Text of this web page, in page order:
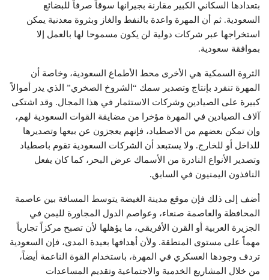
بتعدادها السكاني الكبير مقارنة بجيرانها سوقاً صرفاً للبضائع
السعودية. ثم أن المهرة واعدة بالنفط والغاز وبثروة معدنية يمكن
استخراجها عبر شركات دولية لن يكون مسموحا لها بالعمل إلا
بموافقة سعودية.
الثروة السمكية هي الأخرى محط الأطماع السعودية، وخاصة أن
المهرة تنفرد بإنتاج وتصدير سمك “الشروخ الصخري” الذي يدر أموالاً
كبيرة على الصيادين وشركات الاستثمار في هذا المجال. وقد اشتكى
آلاف الصيادين في المهرة مؤخرا من مضايقة القوات السعودية لهم،
وإن تمكن بعضهم من الاصطياد، فإنهم يعجزون عن بيعها وتصديرها
للداخل أو للخارج. ولا يستبعد أن الشركات السعودية تقوم باصطياد
وتصدير الأنواع النادرة من الأسماك عرض البحر، كما كان يفعل
النافذون اليمنيون في السابق.
أضف إلى ذلك فإن موقع مدينة الغيضة يتوسط المسافة بين عاصمة
المحافظة والعاصمة صنعاء، وعواصم الدول المجاورة لليمن في
الجزيرة العربية أو القرن الأفريقي، ما يؤهلها لأن تصبح مركزاً تجارياً
مهماً على مستوى المنطقة. ولأن أهدافها بعيدة المدى، فإن السعودية
تردف وجودها العسكري في المهرة، باستخدام القوة الناعمة أيضاً،
من خلال المشاريع الخدمية والاجتماعية وتقديم المساعدات